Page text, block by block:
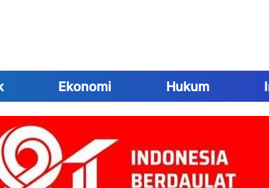
Ekonomi Hukum